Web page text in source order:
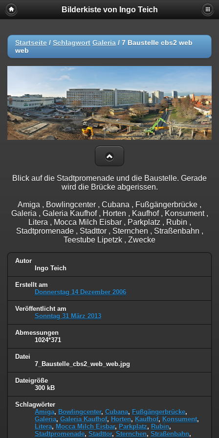
Bilderkiste von Ingo Teich
Startseite / Schlagwort Galeria / 7 Baustelle cbs2 web
web
Blick auf die Stadtpromenade und die Baustelle. Gerade
wird die Brücke abgerissen.
Amiga , Bowlingcenter , Cubana , Fußgängerbrücke ,
Galeria , Galeria Kaufhof , Horten , Kaufhof , Konsument ,
Litera , Mocca Milch Eisbar , Parkplatz , Rubin ,
Stadtpromenade , Stadttor , Sternchen , Straßenbahn ,
Teestube Lipetzk , Zwecke
Autor
Ingo Teich
Erstellt am
Donnerstag 14 Dezember 2006
Veröffentlicht am
Sonntag 31 März 2013
Abmessungen
1024*371
Datei
7_Baustelle_cbs2_web_web.jpg
Dateigröße
300 kB
Schlagwörter
Amiga, Bowlingcenter, Cubana, Fußgängerbrücke,
Galeria, Galeria Kaufhof, Horten, Kaufhof, Konsument,
Litera, Mocca Milch Eisbar, Parkplatz, Rubin,
Stadtpromenade, Stadttor, Sternchen, Straßenbahn,